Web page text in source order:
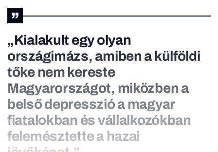
„Kialakult egy olyan
országimázs, amiben a külföldi
tőke nem kereste
Magyarországot, miközben a
belső depresszió a magyar
fiatalokban és vállalkozókban
felemésztette a hazai